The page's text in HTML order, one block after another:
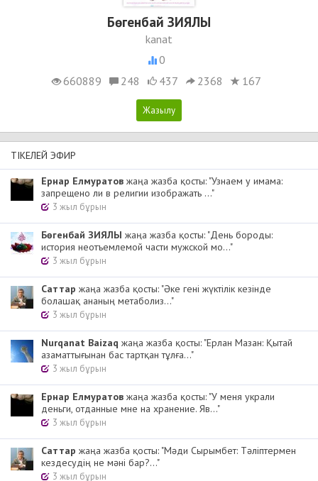
Бөгенбай ЗИЯЛЫ
kanat
0
660889
248 437 2368 167
ТІКЕЛЕЙ ЭФИР
Ернар Елмуратов жаңа жазба қосты: "Узнаем у имама:
запрещено ли в религии изображать ..."
3 жыл бұрын
Бөгенбай ЗИЯЛЫ жаңа жазба қосты: "День бороды:
история неотъемлемой части мужской мо..."
3 жыл бұрын
Cаттар жаңа жазба қосты: "Әке гені жүктілік кезінде
болашақ ананың метаболиз..."
3 жыл бұрын
Nurqanat Baizaq жаңа жазба қосты: "Ерлан Мазан: Қытай
азаматтығынан бас тартқан тұлға..."
3 жыл бұрын
Ернар Елмуратов жаңа жазба қосты: "У меня украли
деньги, отданные мне на хранение. Яв..."
3 жыл бұрын
Cаттар жаңа жазба қосты: "Мәди Сырымбет: Тәліптермен
кездесудің не мәні бар?..."
3 жыл бұрын